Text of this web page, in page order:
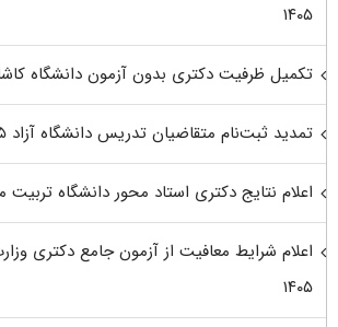
۱۴۰۵
تکمیل ظرفیت دکتری بدون آزمون دانشگاه کاشان
تمدید ثبت‌نام متقاضیان تدریس دانشگاه آزاد ۱۴۰۵
اعلام نتایج دکتری استاد محور دانشگاه تربیت
اعلام شرایط معافیت از آزمون جامع دکتری
۱۴۰۵